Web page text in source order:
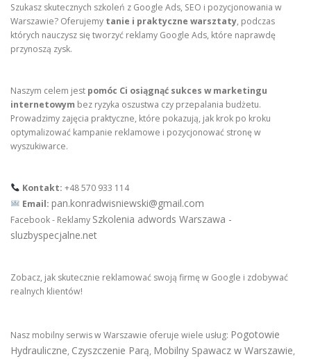
Szukasz skutecznych szkoleń z Google Ads, SEO i pozycjonowania w
Warszawie? Oferujemy tanie i praktyczne warsztaty, podczas
których nauczysz się tworzyć reklamy Google Ads, które naprawdę
przynoszą zysk.
Naszym celem jest pomóc Ci osiągnąć sukces w marketingu
internetowym bez ryzyka oszustwa czy przepalania budżetu.
Prowadzimy zajęcia praktyczne, które pokazują, jak krok po kroku
optymalizować kampanie reklamowe i pozycjonować stronę w
wyszukiwarce.
Kontakt: +48 570 933 114
Email: pan.konradwisniewski@gmail.com
Facebook - Reklamy Szkolenia adwords Warszawa -
sluzbyspecjalne.net
Zobacz, jak skutecznie reklamować swoją firmę w Google i zdobywać
realnych klientów!
Nasz mobilny serwis w Warszawie oferuje wiele usług: Pogotowie
Hydrauliczne, Czyszczenie Parą, Mobilny Spawacz w Warszawie,